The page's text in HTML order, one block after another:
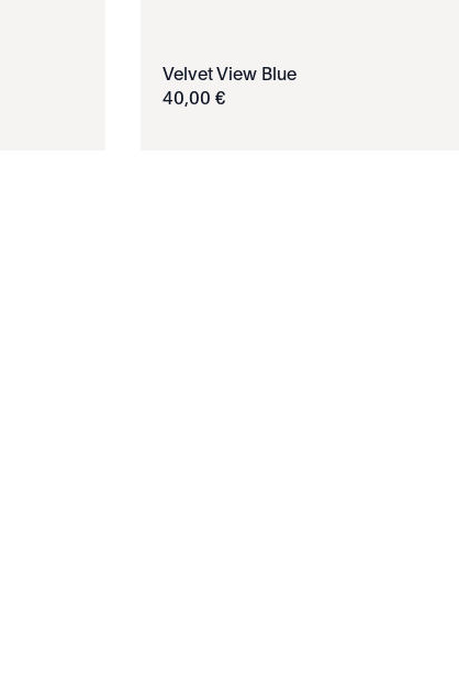
Velvet View Blue
40,00 €